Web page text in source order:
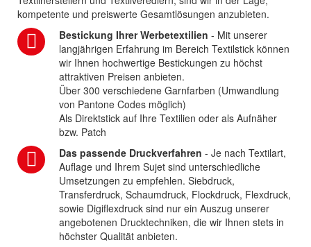
kompetente und preiswerte Gesamtlösungen anzubieten.
Bestickung Ihrer Werbetextilien - Mit unserer
langjährigen Erfahrung im Bereich Textilstick können
wir Ihnen hochwertige Bestickungen zu höchst
attraktiven Preisen anbieten.
Über 300 verschiedene Garnfarben (Umwandlung
von Pantone Codes möglich)
Als Direktstick auf Ihre Textilien oder als Aufnäher
bzw. Patch
Das passende Druckverfahren - Je nach Textilart,
Auflage und Ihrem Sujet sind unterschiedliche
Umsetzungen zu empfehlen. Siebdruck,
Transferdruck, Schaumdruck, Flockdruck, Flexdruck,
sowie Digiflexdruck sind nur ein Auszug unserer
angebotenen Drucktechniken, die wir Ihnen stets in
höchster Qualität anbieten.